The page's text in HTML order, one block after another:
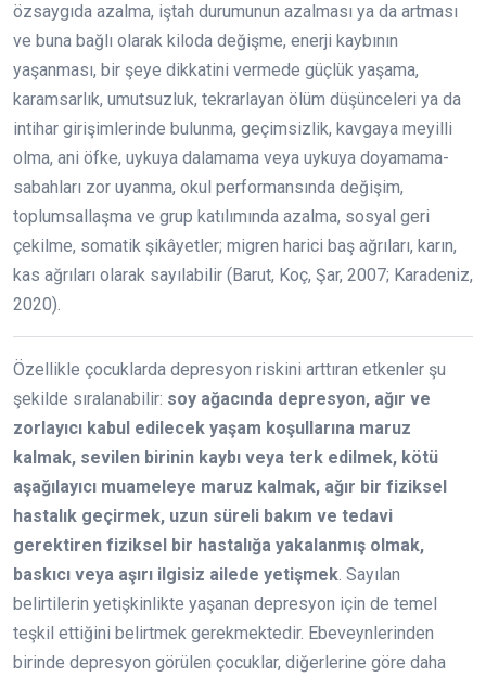
özsaygıda azalma, iştah durumunun azalması ya da artması
ve buna bağlı olarak kiloda değişme, enerji kaybının
yaşanması, bir şeye dikkatini vermede güçlük yaşama,
karamsarlık, umutsuzluk, tekrarlayan ölüm düşünceleri ya da
intihar girişimlerinde bulunma, geçimsizlik, kavgaya meyilli
olma, ani öfke, uykuya dalamama veya uykuya doyamama-
sabahları zor uyanma, okul performansında değişim,
toplumsallaşma ve grup katılımında azalma, sosyal geri
çekilme, somatik şikâyetler; migren harici baş ağrıları, karın,
kas ağrıları olarak sayılabilir (Barut, Koç, Şar, 2007; Karadeniz,
2020).
Özellikle çocuklarda depresyon riskini arttıran etkenler şu
şekilde sıralanabilir: soy ağacında depresyon, ağır ve
zorlayıcı kabul edilecek yaşam koşullarına maruz
kalmak, sevilen birinin kaybı veya terk edilmek, kötü
aşağılayıcı muameleye maruz kalmak, ağır bir fiziksel
hastalık geçirmek, uzun süreli bakım ve tedavi
gerektiren fiziksel bir hastalığa yakalanmış olmak,
baskıcı veya aşırı ilgisiz ailede yetişmek. Sayılan
belirtilerin yetişkinlikte yaşanan depresyon için de temel
teşkil ettiğini belirtmek gerekmektedir. Ebeveynlerinden
birinde depresyon görülen çocuklar, diğerlerine göre daha